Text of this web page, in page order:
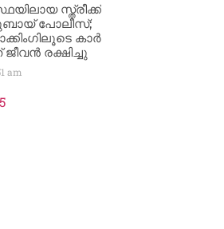
സ്ത്രീക്ക്
പോലീസ്;
കാർ
രക്ഷിച്ചു
am
5